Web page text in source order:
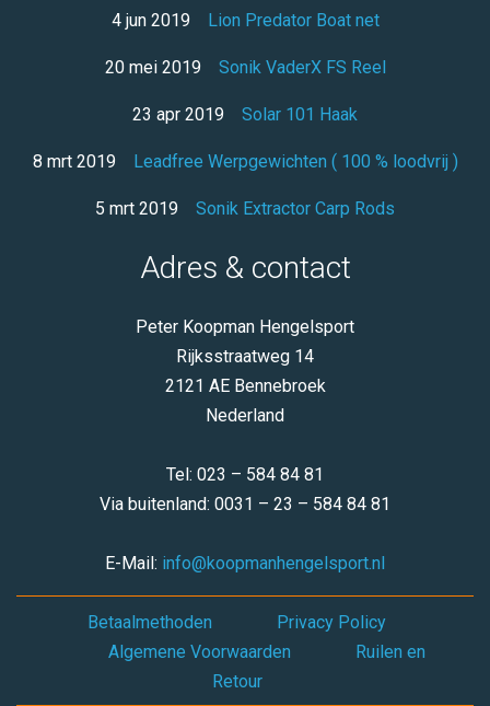
4 jun 2019 Lion Predator Boat net
20 mei 2019 Sonik VaderX FS Reel
23 apr 2019 Solar 101 Haak
8 mrt 2019 Leadfree Werpgewichten ( 100 % loodvrij )
5 mrt 2019 Sonik Extractor Carp Rods
Adres & contact
Peter Koopman Hengelsport
Rijksstraatweg 14
2121 AE Bennebroek
Nederland
Tel: 023 – 584 84 81
Via buitenland: 0031 – 23 – 584 84 81
E-Mail: info@koopmanhengelsport.nl
Betaalmethoden
Privacy Policy
Algemene Voorwaarden
Ruilen en
Retour